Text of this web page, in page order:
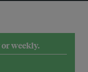
weekly.